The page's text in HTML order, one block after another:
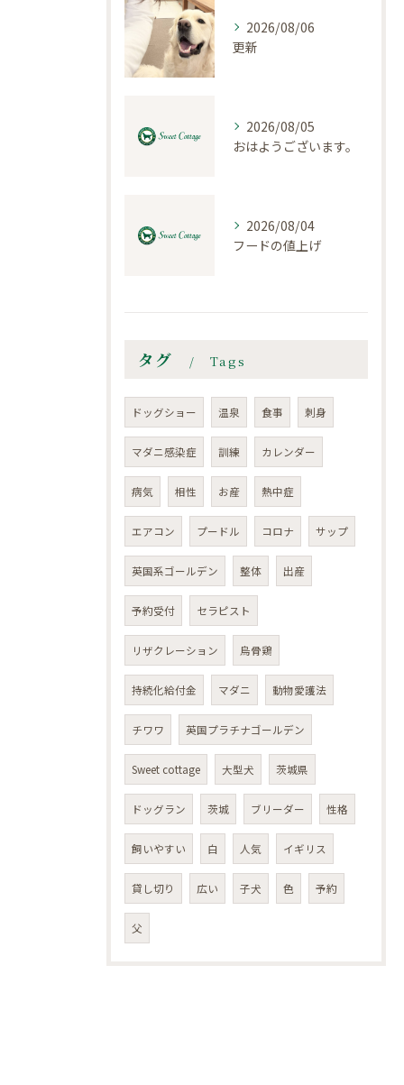
2026/08/06
更新
2026/08/05
おはようございます。
2026/08/04
フードの値上げ
タグ Tags
ドッグショー 温泉 食事 刺身
マダニ感染症 訓練 カレンダー
病気 相性 お産 熱中症
エアコン プードル コロナ サップ
英国系ゴールデン 整体 出産
予約受付 セラピスト
リザクレーション 烏骨鶏
持続化給付金 マダニ 動物愛護法
チワワ 英国プラチナゴールデン
Sweet cottage 大型犬 茨城県
ドッグラン 茨城 ブリーダー 性格
飼いやすい 白 人気 イギリス
貸し切り 広い 子犬 色 予約
父